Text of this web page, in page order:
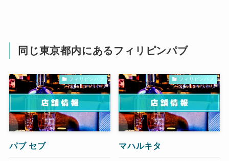
同じ東京都内にあるフィリピンパブ
フィリピンパブ
パブ セブ
フィリピンパブ
マハルキタ